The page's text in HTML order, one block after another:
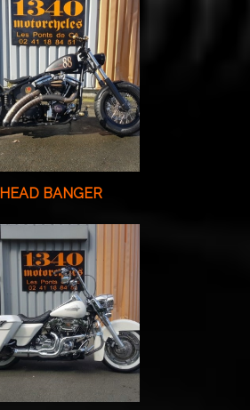
HEAD BANGER